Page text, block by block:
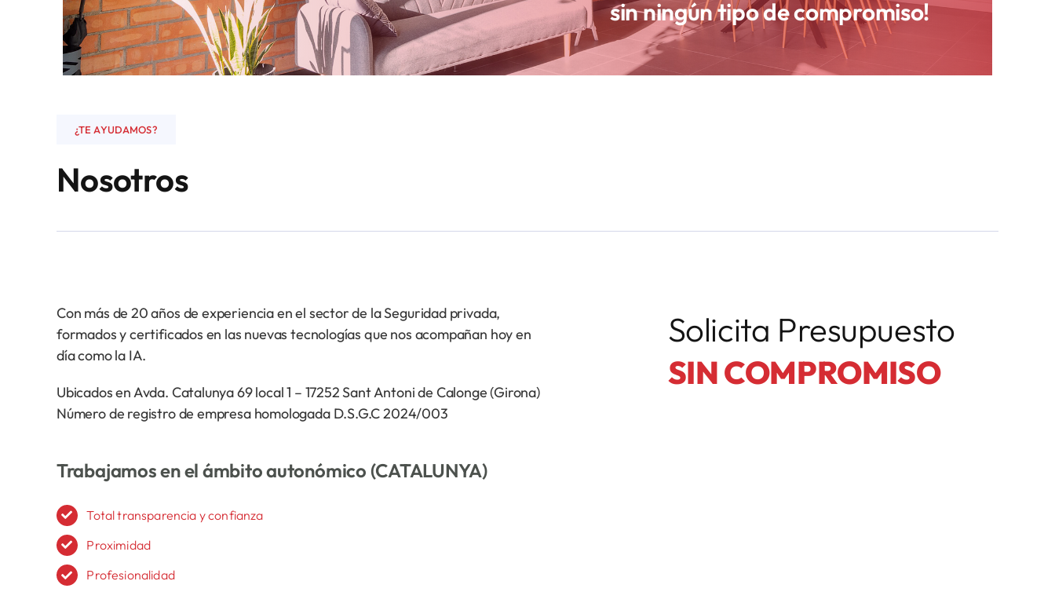
sin ningún tipo de compromiso!
¿TE AYUDAMOS?
Nosotros
Con más de 20 años de experiencia en el sector de la Seguridad privada,
formados y certificados en las nuevas tecnologías que nos acompañan hoy en
día como la IA.
Ubicados en Avda. Catalunya 69 local 1 – 17252 Sant Antoni de Calonge (Girona)
Número de registro de empresa homologada D.S.G.C 2024/003
Trabajamos en el ámbito autonómico (CATALUNYA)
Total transparencia y confianza
Proximidad
Profesionalidad
Solicita Presupuesto
SIN COMPROMISO